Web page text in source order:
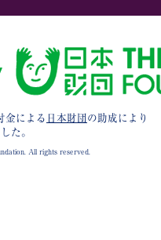
金による 日本財団 の助成により
た。
All rights reserved.